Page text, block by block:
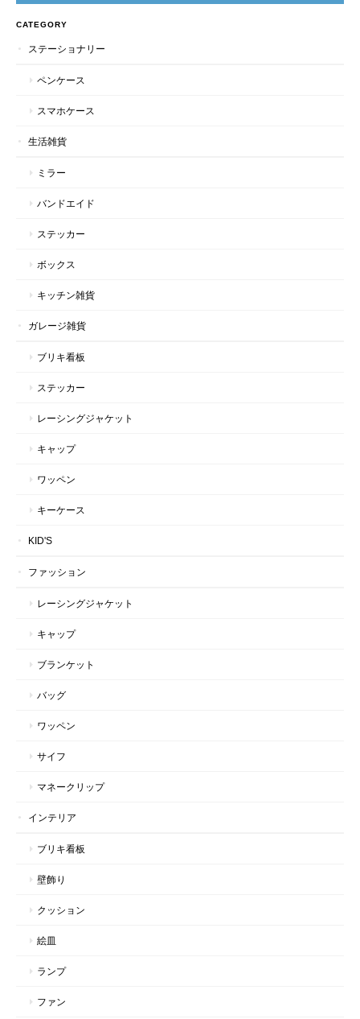
CATEGORY
ステーショナリー
ペンケース
スマホケース
生活雑貨
ミラー
バンドエイド
ステッカー
ボックス
キッチン雑貨
ガレージ雑貨
ブリキ看板
ステッカー
レーシングジャケット
キャップ
ワッペン
キーケース
KID'S
ファッション
レーシングジャケット
キャップ
ブランケット
バッグ
ワッペン
サイフ
マネークリップ
インテリア
ブリキ看板
壁飾り
クッション
絵皿
ランプ
ファン